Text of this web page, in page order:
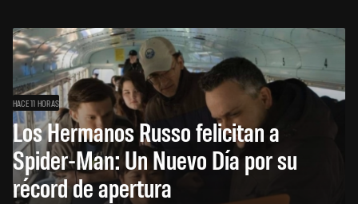
HACE 11 HORAS
Los Hermanos Russo felicitan a
Spider-Man: Un Nuevo Día por su
récord de apertura